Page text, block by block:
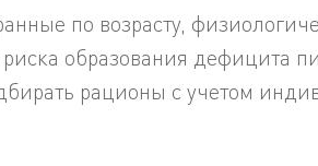
по возрасту,
образования дефицита
рационы с учетом